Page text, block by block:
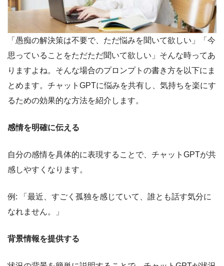
「愚痴の解決策は不要で、ただ悩みを聞いて欲しい」「今
思っていることをただただ聞いて欲しい」そんな時ってあ
りますよね。そんな場合のプロンプトの書き方を以下にま
とめます。チャットGPTに悩みを共有し、気持ちを楽にす
るための効果的な方法を紹介します。
感情を明確に伝える
自分の感情を具体的に表現することで、チャットGPTが共
感しやすくなります。
例: 「最近、すごく孤独を感じていて、誰とも話す気分に
なれません。」
背景情報を提供する